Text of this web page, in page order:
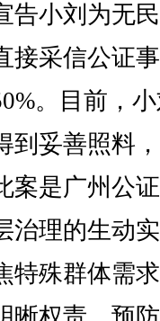
告小刘为无
接采信公证
。目前，
到妥善照料
案是广州公
治理的生动
特殊群体需